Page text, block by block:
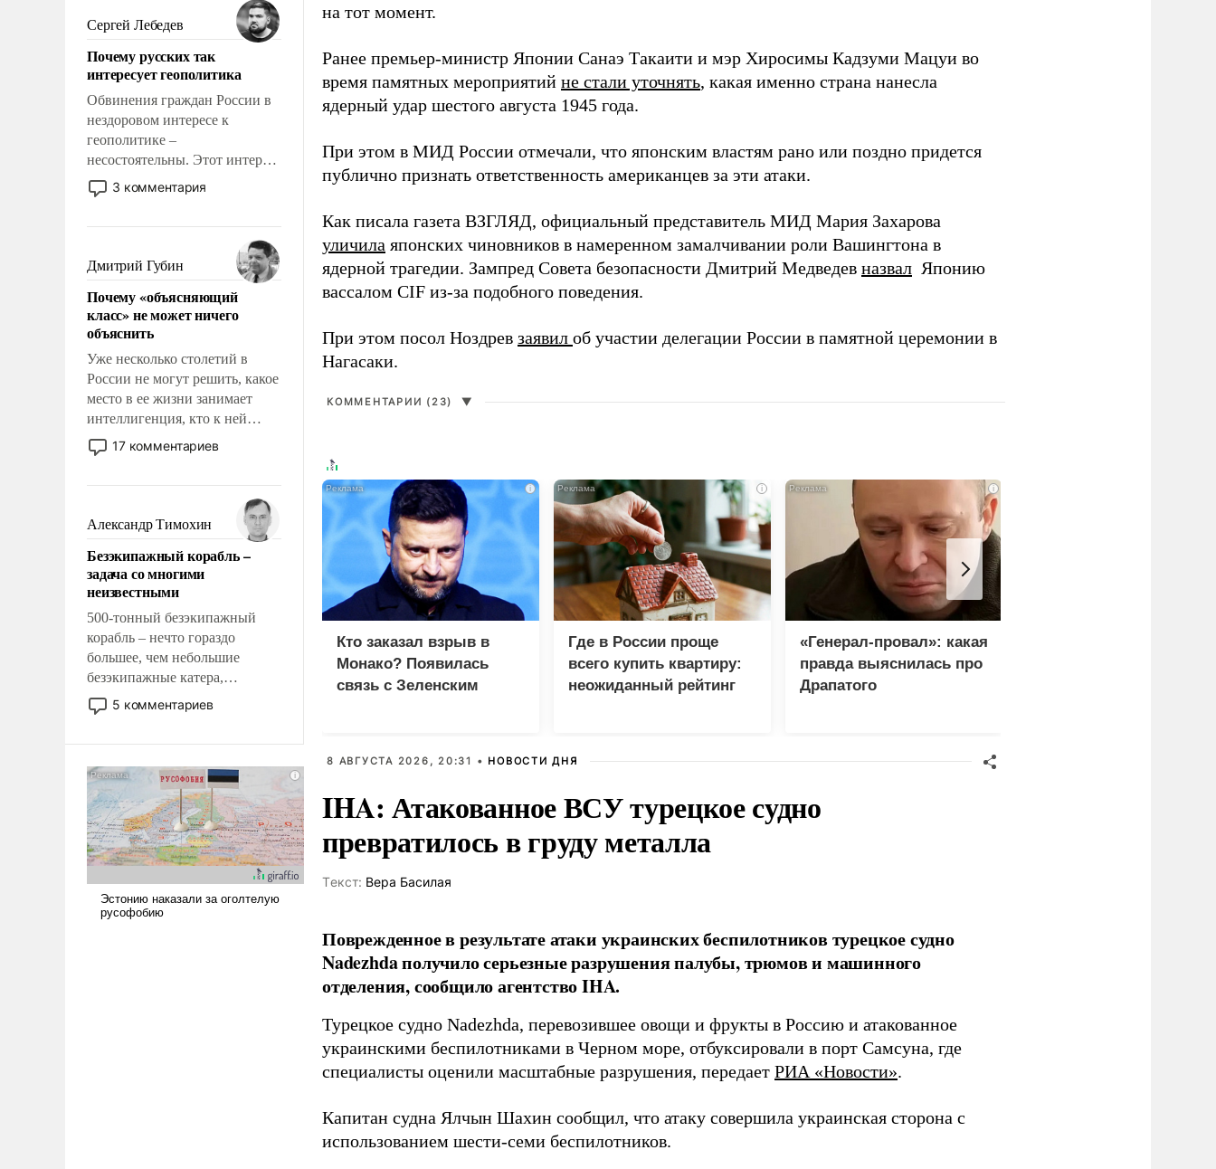
Сергей Лебедев
Почему русских так
интересует геополитика
Обвинения граждан России в
нездоровом интересе к
геополитике –
несостоятельны. Этот интерес
рационален и прагматичен. Он
обусловлен тысячелетним
фундаментальным знанием,
что мировая политика имеет
свойство заявляться на порог
нашего дома.
3 комментария
Дмитрий Губин
Почему «объясняющий
класс» не может ничего
объяснить
Уже несколько столетий в
России не могут решить, какое
место в ее жизни занимает
интеллигенция, кто к ней
принадлежит, а кого из нее
исключили с правом
чем она отличается от просто
образованных людей. Иногда
казалось, что эти вопросы
решены раз и навсегда, но –
нет, не решены.
17 комментариев
Александр Тимохин
Безэкипажный корабль –
задача со многими
неизвестными
500-тонный безэкипажный
корабль – нечто гораздо
большее, чем небольшие
безэкипажные катера,
применение которых уже
стало обыденностью. Задача по
и ее реализация радикально
поднимет наши боевые
возможности.
5 комментариев
на тот момент.
Ранее премьер-министр Японии Санаэ Такаити и мэр Хиросимы Кадзуми Мацуи во
время памятных мероприятий не стали уточнять, какая именно страна нанесла
ядерный удар шестого августа 1945 года.
При этом в МИД России отмечали, что японским властям рано или поздно придется
публично признать ответственность американцев за эти атаки.
Как писала газета ВЗГЛЯД, официальный представитель МИД Мария Захарова
уличила японских чиновников в намеренном замалчивании роли Вашингтона в
ядерной трагедии. Зампред Совета безопасности Дмитрий Медведев назвал Японию
вассалом CIF из-за подобного поведения.
При этом посол Ноздрев заявил об участии делегации России в памятной церемонии в
Нагасаки.
КОММЕНТАРИИ (23) ▼
i
Кто заказал взрыв в
Монако? Появилась
связь с Зеленским
i
Где в России проще
всего купить квартиру:
неожиданный рейтинг
i
«Генерал-провал»: какая
правда выяснилась про
Драпатого
8 АВГУСТА 2026, 20:31 • НОВОСТИ ДНЯ
IHA: Атакованное ВСУ турецкое судно
превратилось в груду металла
Tекст: Вера Басилая
Поврежденное в результате атаки украинских беспилотников турецкое судно
Nadezhda получило серьезные разрушения палубы, трюмов и машинного
отделения, сообщило агентство IHA.
Турецкое судно Nadezhda, перевозившее овощи и фрукты в Россию и атакованное
украинскими беспилотниками в Черном море, отбуксировали в порт Самсуна, где
специалисты оценили масштабные разрушения, передает РИА «Новости».
Капитан судна Ялчын Шахин сообщил, что атаку совершила украинская сторона с
использованием шести-семи беспилотников.